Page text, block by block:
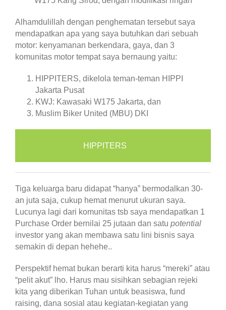
Alhamdulillah dengan penghematan tersebut saya
mendapatkan apa yang saya butuhkan dari sebuah
motor: kenyamanan berkendara, gaya, dan 3
komunitas motor tempat saya bernaung yaitu:
HIPPITERS, dikelola teman-teman HIPPI
Jakarta Pusat
KWJ: Kawasaki W175 Jakarta, dan
Muslim Biker United (MBU) DKI
HIPPITERS
Tiga keluarga baru didapat “hanya” bermodalkan 30-
an juta saja, cukup hemat menurut ukuran saya.
Lucunya lagi dari komunitas tsb saya mendapatkan 1
Purchase Order bernilai 25 jutaan dan satu potential
investor yang akan membawa satu lini bisnis saya
semakin di depan hehehe..
Perspektif hemat bukan berarti kita harus “mereki” atau
“pelit akut” lho. Harus mau sisihkan sebagian rejeki
kita yang diberikan Tuhan untuk beasiswa, fund
raising, dana sosial atau kegiatan-kegiatan yang